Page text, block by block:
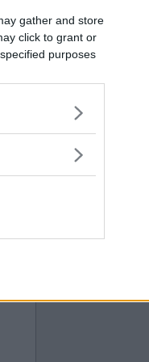
gather and store
click to grant or
purposes